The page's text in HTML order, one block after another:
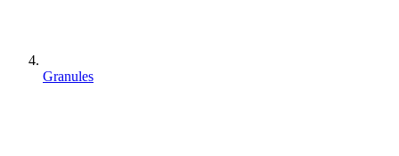
Granules